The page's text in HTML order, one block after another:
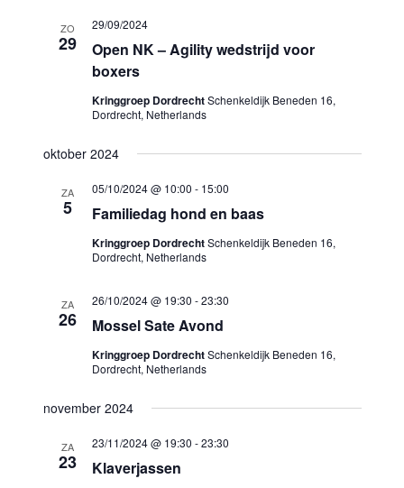
ZO
29
Open NK – Agility wedstrijd voor
boxers
29/09/2024
Kringgroep DordrechtSchenkeldijk Beneden 16,
Dordrecht, Netherlands
oktober 2024
ZA
5 Familiedag hond en baas
05/10/2024 @ 10:00 - 15:00
Kringgroep DordrechtSchenkeldijk Beneden 16,
Dordrecht, Netherlands
ZA
26 Mossel Sate Avond
26/10/2024 @ 19:30 -23:30
Kringgroep DordrechtSchenkeldijk Beneden 16,
Dordrecht, Netherlands
november 2024
ZA
23 Klaverjassen
23/11/2024 @ 19:30 -23:30